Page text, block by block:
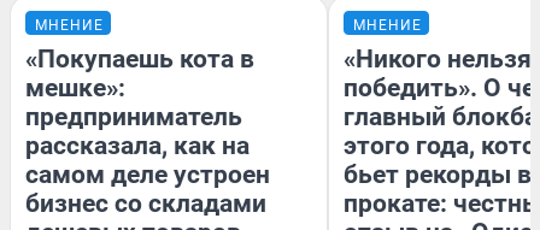
МНЕНИЕ
«Покупаешь кота в
мешке»:
предприниматель
рассказала, как на
самом деле устроен
бизнес со складами
МНЕНИЕ
«Никого нельзя
победить». О
главный
этого года,
бьет рекорды в
прокате: